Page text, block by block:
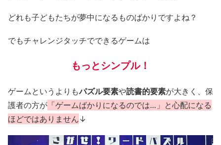
どれも子どもたちが夢中になるものばかりですよね？
でもチャレンジタッチでできるゲームは
もっとシンプル！
ゲームというよりもパズル要素や読書的要素が大きく、保
護者の方が 「ゲームばかりになるのでは…」と心配になる
ほどではありません↓